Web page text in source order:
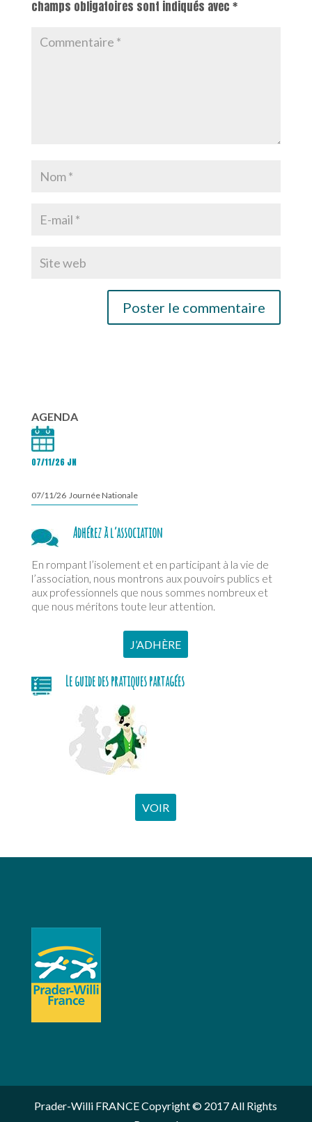
champs obligatoires sont indiqués avec *
AGENDA
07/11/26 JN
07/11/26 Journée Nationale
Adhérez à l’association
En rompant l’isolement et en participant à la vie de
l’association, nous montrons aux pouvoirs publics et
aux professionnels que nous sommes nombreux et
que nous méritons toute leur attention.
J’ADHÈRE
Le guide des pratiques partagées
VOIR
Prader-Willi FRANCE Copyright © 2017 All Rights